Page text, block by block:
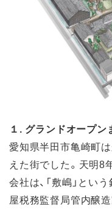
１. グランドオープン
愛知県半田市亀崎町
えた街でした。天明8
会社は、「敷嶋」とい
屋税務監督局管内醸